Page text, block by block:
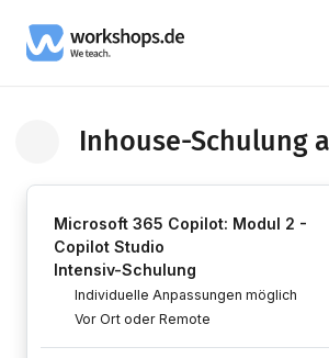
Zurück zum Kurs
Inhouse-Schulung
Microsoft 365 Copilot: Modul 2 -
Copilot Studio
Intensiv-Schulung
Individuelle Anpassungen möglich
Vor Ort oder Remote